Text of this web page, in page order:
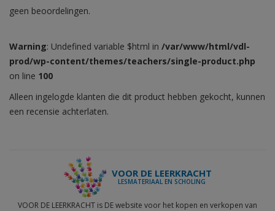
geen beoordelingen.
Warning: Undefined variable $html in /var/www/html/vdl-
prod/wp-content/themes/teachers/single-product.php
on line 100
Alleen ingelogde klanten die dit product hebben gekocht, kunnen
een recensie achterlaten.
VOOR DE LEERKRACHT
LESMATERIAAL EN SCHOLING
VOOR DE LEERKRACHT is DE website voor het kopen en verkopen van